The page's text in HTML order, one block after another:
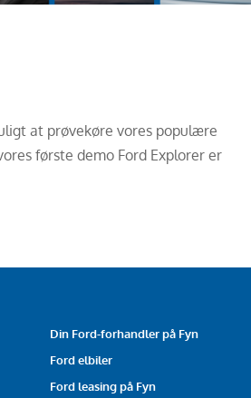
at prøvekøre vores populære
første demo Ford Explorer er
Din Ford-forhandler på Fyn
Ford elbiler
Ford leasing på Fyn